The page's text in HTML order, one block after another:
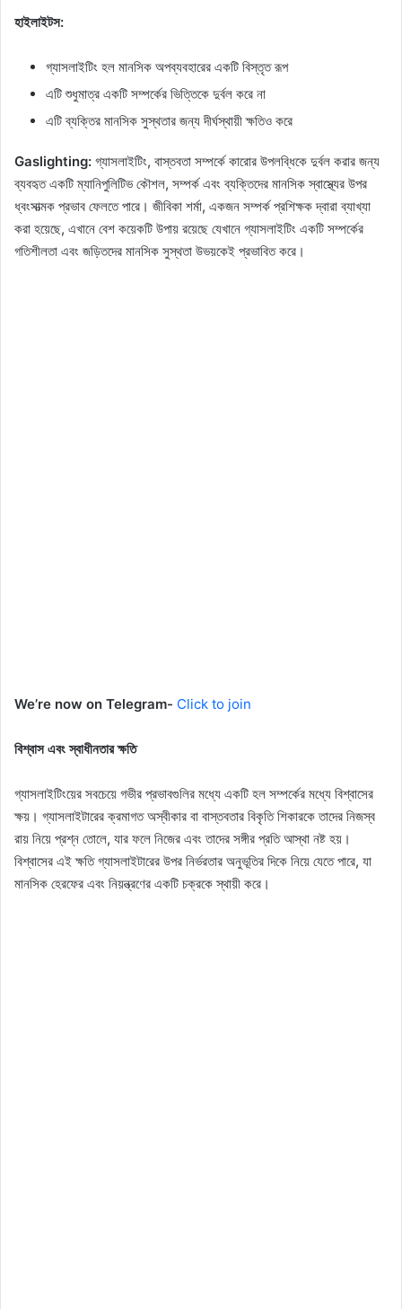
হাইলাইটস:
গ্যাসলাইটিং হল মানসিক অপব্যবহারের একটি বিস্তৃত রূপ
এটি শুধুমাত্র একটি সম্পর্কের ভিত্তিকে দুর্বল করে না
এটি ব্যক্তির মানসিক সুস্থতার জন্য দীর্ঘস্থায়ী ক্ষতিও করে
Gaslighting: গ্যাসলাইটিং, বাস্তবতা সম্পর্কে কারোর উপলব্ধিকে দুর্বল করার জন্য
ব্যবহৃত একটি ম্যানিপুলিটিভ কৌশল, সম্পর্ক এবং ব্যক্তিদের মানসিক স্বাস্থ্যের উপর
ধ্বংসাত্মক প্রভাব ফেলতে পারে। জীবিকা শর্মা, একজন সম্পর্ক প্রশিক্ষক দ্বারা ব্যাখ্যা
করা হয়েছে, এখানে বেশ কয়েকটি উপায় রয়েছে যেখানে গ্যাসলাইটিং একটি সম্পর্কের
গতিশীলতা এবং জড়িতদের মানসিক সুস্থতা উভয়কেই প্রভাবিত করে।
We’re now on Telegram- Click to join
বিশ্বাস এবং স্বাধীনতার ক্ষতি
গ্যাসলাইটিংয়ের সবচেয়ে গভীর প্রভাবগুলির মধ্যে একটি হল সম্পর্কের মধ্যে বিশ্বাসের
ক্ষয়। গ্যাসলাইটারের ক্রমাগত অস্বীকার বা বাস্তবতার বিকৃতি শিকারকে তাদের নিজস্ব
রায় নিয়ে প্রশ্ন তোলে, যার ফলে নিজের এবং তাদের সঙ্গীর প্রতি আস্থা নষ্ট হয়।
বিশ্বাসের এই ক্ষতি গ্যাসলাইটারের উপর নির্ভরতার অনুভূতির দিকে নিয়ে যেতে পারে, যা
মানসিক হেরফের এবং নিয়ন্ত্রণের একটি চক্রকে স্থায়ী করে।